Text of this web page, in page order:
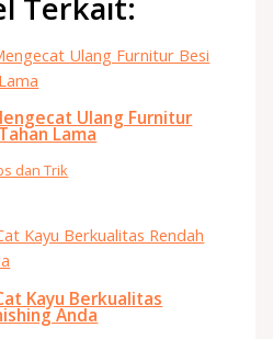
Ulang Furnitur
Lama
dan Trik
Kayu Berkualitas
Anda